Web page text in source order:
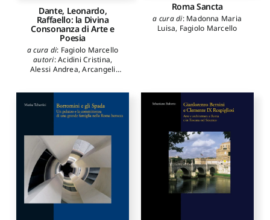
Dante, Leonardo,
Raffaello: la Divina
Consonanza di Arte e
Poesia
a cura di: Fagiolo Marcello
autori:Acidini Cristina,
Alessi Andrea,Arcangeli
Filippo
Carpiceci Marco
Cieri Via Claudia,Colonnese
Michele,De Pasquale
Andrea
Facchin Laura
Fagiolo Marcello,
Massimiliano,Ferroni Giulio
Forcellino Antonio,Gagliardi
Isabella
Grimaldi Marco
Listanti Claudio
Maddalo
Silvia,Marani Pietro Cesare
Roma Sancta
a cura di: Madonna Maria
Luisa, Fagiolo Marcello